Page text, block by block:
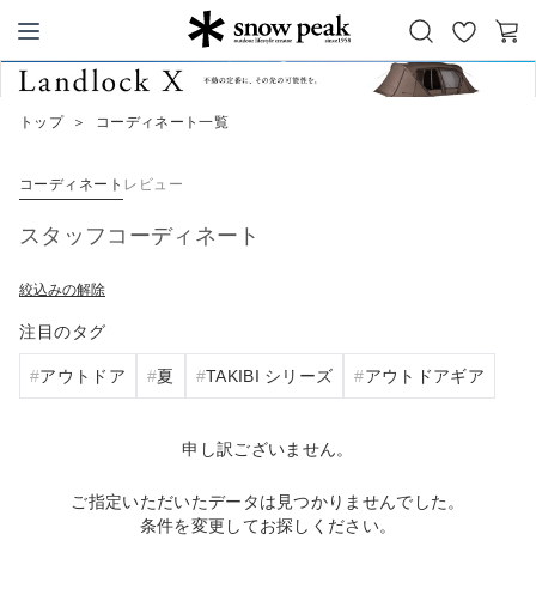
Snow Peak
お
気
カ
トップ ＞ コーディネート一覧
コーディネート レビュー
スタッフコーディネート
絞込みの解除
注目のタグ
アウトドア 夏 TAKIBI シリーズ アウトドアギア
申し訳ございません。
ご指定いただいたデータは見つかりませんでした。
条件を変更してお探しください。